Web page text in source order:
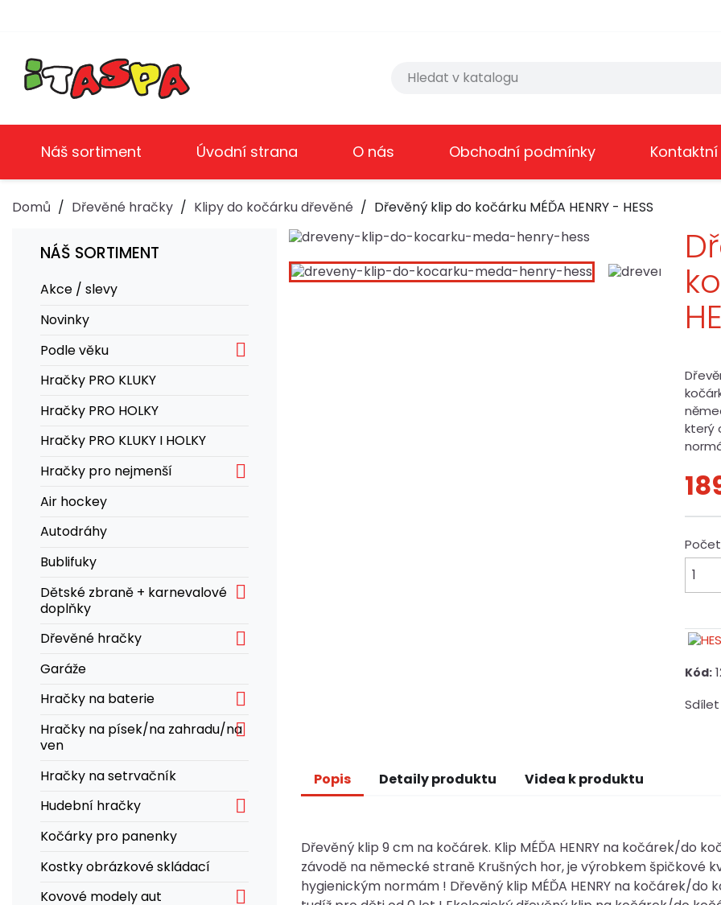
Náš sortiment Úvodní strana O nás Obchodní podmínky
Domů Dřevěné hračky Klipy do kočárku dřevěné Dřevěný klip do kočárku MÉĎA HENRY - HESS
NÁŠ SORTIMENT
Akce / slevy
Novinky
Podle věku

Hračky PRO KLUKY
Hračky PRO HOLKY
Hračky PRO KLUKY I HOLKY
Hračky pro nejmenší

Air hockey
Autodráhy
Bublifuky
Dětské zbraně + karnevalové
doplňky

Dřevěné hračky 
Garáže
Hračky na baterie

Hračky na písek/na zahradu/na
ven

Hračky na setrvačník
Hudební hračky

Kočárky pro panenky
Kostky obrázkové skládací
Kovové modely aut

který
Počet
Kód:
Sdílet
Popis Detaily produktu Videa k produktu
Dřevěný klip 9 cm na kočárek. Klip MÉĎA HENRY na kočárek/do
závodě na německé straně Krušných hor, je výrobkem špičkové
hygienickým normám ! Dřevěný klip MÉĎA HENRY na kočárek/